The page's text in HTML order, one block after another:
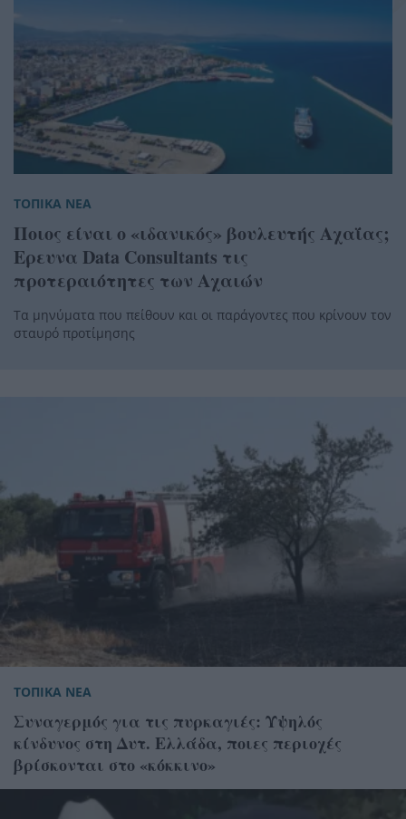
ΤΟΠΙΚΑ ΝΕΑ
Ποιος είναι ο «ιδανικός» βουλευτής Αχαΐας;
Ερευνα Data Consultants τις
προτεραιότητες των Αχαιών
Τα μηνύματα που πείθουν και οι παράγοντες που κρίνουν τον
σταυρό προτίμησης
ΤΟΠΙΚΑ ΝΕΑ
Συναγερμός για τις πυρκαγιές: Υψηλός
κίνδυνος στη Δυτ. Ελλάδα, ποιες περιοχές
βρίσκονται στο «κόκκινο»